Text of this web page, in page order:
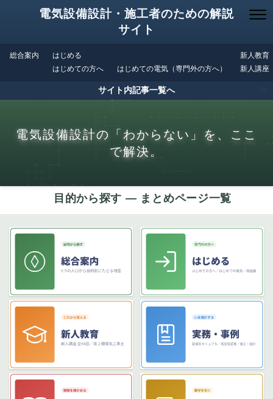
電気設備設計・施工者のための解説
サイト
総合案内
はじめる
はじめての方へ
はじめての電気（専門外の方へ）
新人教育
新人講座
サイト内記事一覧へ
電気設備設計の「わからない」を、ここ
で解決。